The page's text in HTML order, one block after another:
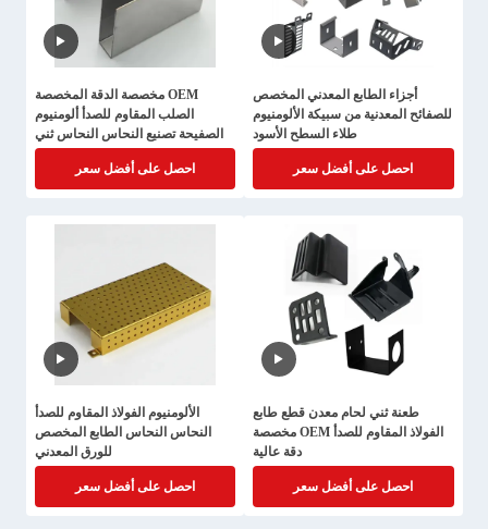
أجزاء الطابع المعدني المخصص
للصفائح المعدنية من سبيكة الألومنيوم
طلاء السطح الأسود
احصل على أفضل سعر
OEM مخصصة الدقة المخصصة
الصلب المقاوم للصدأ ألومنيوم
الصفيحة تصنيع النحاس النحاس ثني
طابع
احصل على أفضل سعر
طعنة ثني لحام معدن قطع طابع
الفولاذ المقاوم للصدأ OEM مخصصة
دقة عالية
احصل على أفضل سعر
الألومنيوم الفولاذ المقاوم للصدأ
النحاس النحاس الطابع المخصص
للورق المعدني
احصل على أفضل سعر